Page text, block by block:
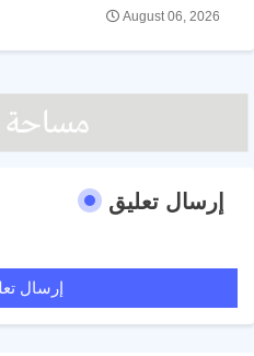
August 06, 2026
إرسال تعليق
إرسال